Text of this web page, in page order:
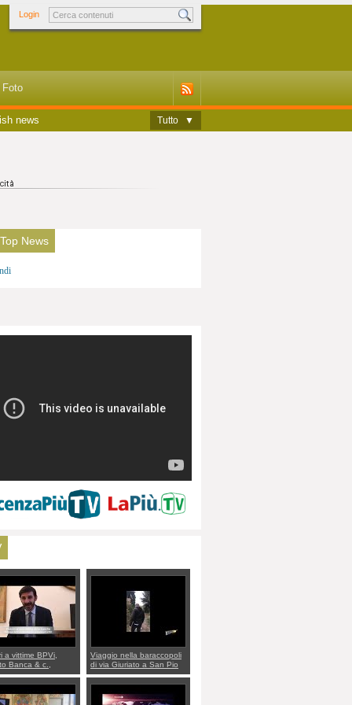
Login
Foto
news Tutto ▼
News
a vittime BPVi,
Banca & c.,
al sottosegretario
Villarosa: per
ordine convochi
Maio CNCU a
Viaggio nella baraccopoli
di via Giuriato a San Pio
X. Vicenza ai Vicentini:
“faremo un regalo di
Natale ai residenti”